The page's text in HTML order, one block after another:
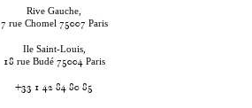
Rive Gauche,
7 rue Chomel 75007 Paris
Ile Saint-Louis,
18 rue Budé 75004 Paris
+33 1 42 84 80 85